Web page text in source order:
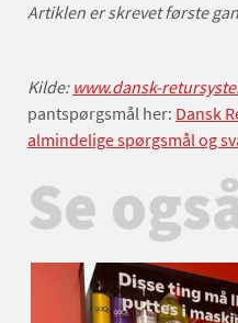
Artiklen er skrevet første
Kilde: www.dansk-
pantspørgsmål her: Dansk
almindelige spørgsmål og
Se